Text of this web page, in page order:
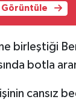
Görüntüle
birleştiği
botla
cansız